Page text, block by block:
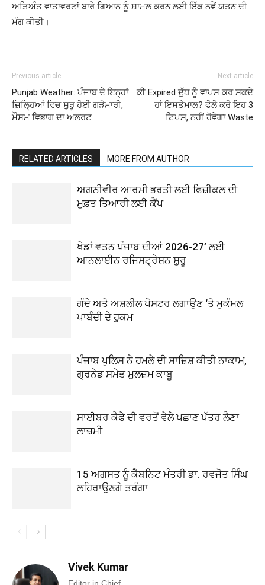
ਅਤਿਅੰਤ ਵਾਤਾਵਰਣਾਂ ਬਾਰੇ ਗਿਆਨ ਨੂੰ ਸ਼ਾਮਲ ਕਰਨ ਲਈ ਇੱਕ ਨਵੇਂ ਯਤਨ ਦੀ
ਮੰਗ ਕੀਤੀ।
Previous article
Punjab Weather: ਪੰਜਾਬ ਦੇ ਇਨ੍ਹਾਂ
ਜ਼ਿਲ੍ਹਿਆਂ ਵਿਚ ਸ਼ੁਰੂ ਹੋਈ ਗੜੇਮਾਰੀ,
ਮੌਸਮ ਵਿਭਾਗ ਦਾ ਅਲਰਟ
Next article
ਕੀ Expired ਦੁੱਧ ਨੂੰ ਵਾਪਸ ਕਰ ਸਕਦੇ
ਹਾਂ ਇਸਤੇਮਾਲ? ਫੋਲੋ ਕਰੋ ਇਹ 3
ਟਿਪਸ, ਨਹੀਂ ਹੋਵੇਗਾ Waste
RELATED ARTICLES MORE FROM AUTHOR
ਅਗਨੀਵੀਰ ਆਰਮੀ ਭਰਤੀ ਲਈ ਫਿਜ਼ੀਕਲ ਦੀ
ਮੁਫ਼ਤ ਤਿਆਰੀ ਲਈ ਕੈਂਪ
ਖੇਡਾਂ ਵਤਨ ਪੰਜਾਬ ਦੀਆਂ 2026-27’ ਲਈ
ਆਨਲਾਈਨ ਰਜਿਸਟ੍ਰੇਸ਼ਨ ਸ਼ੁਰੂ
ਗੰਦੇ ਅਤੇ ਅਸ਼ਲੀਲ ਪੋਸਟਰ ਲਗਾਉਣ ‘ਤੇ ਮੁਕੰਮਲ
ਪਾਬੰਦੀ ਦੇ ਹੁਕਮ
ਪੰਜਾਬ ਪੁਲਿਸ ਨੇ ਹਮਲੇ ਦੀ ਸਾਜ਼ਿਸ਼ ਕੀਤੀ ਨਾਕਾਮ,
ਗ੍ਰਨੇਡ ਸਮੇਤ ਮੁਲਜ਼ਮ ਕਾਬੂ
ਸਾਈਬਰ ਕੈਫੇ ਦੀ ਵਰਤੋਂ ਵੇਲੇ ਪਛਾਣ ਪੱਤਰ ਲੈਣਾ
ਲਾਜ਼ਮੀ
15 ਅਗਸਤ ਨੂੰ ਕੈਬਨਿਟ ਮੰਤਰੀ ਡਾ. ਰਵਜੋਤ ਸਿੰਘ
ਲਹਿਰਾਉਣਗੇ ਤਰੰਗਾ
Vivek Kumar